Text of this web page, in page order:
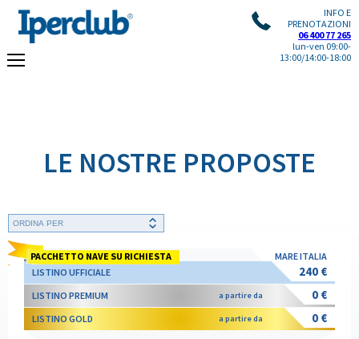
INFO E
PRENOTAZIONI
06 400 77 265
lun-ven 09:00-
13:00/14:00-18:00
LE NOSTRE PROPOSTE
MARE ITALIA
LISTINO UFFICIALE
240 €
LISTINO PREMIUM a partire da 0 €
LISTINO GOLD a partire da 0 €
PACCHETTO NAVE SU RICHIESTA